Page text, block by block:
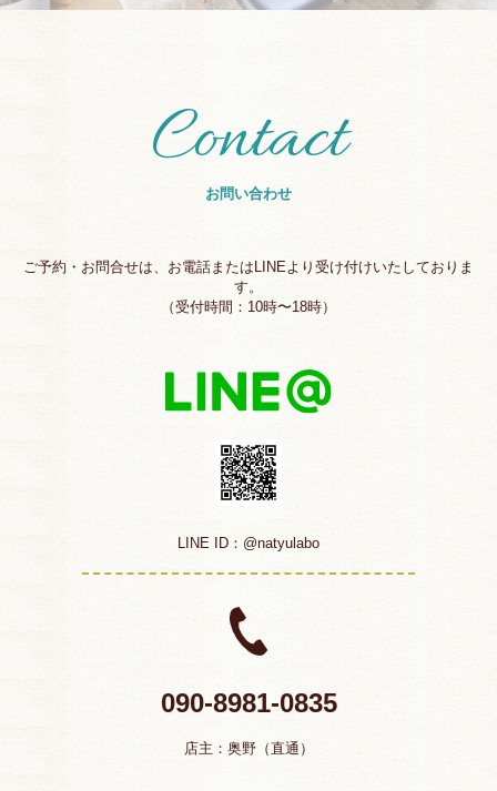
お問い合わせ
Contact
ご予約・お問合せは、お電話またはLINEより受け付けいたしておりま
す。
（受付時間：10時〜18時）
LINE ID：@natyulabo
090-8981-0835
店主：奥野（直通）